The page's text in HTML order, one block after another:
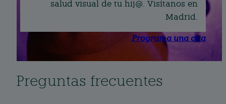
salud visual de tu hij@. Visítanos en
Madrid.
Programa una cita
Preguntas frecuentes